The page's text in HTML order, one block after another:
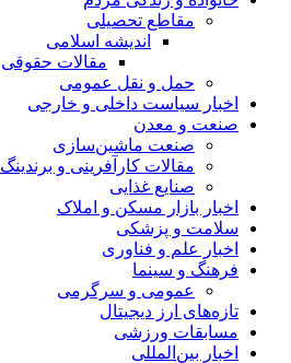
مقاطع تحصیلی
اندیشه اسلامی
مقالات حقوقی
حمل و نقل عمومی
اخبار سیاست داخلی و خارجی
صنعت و معدن
صنعت ماشین‌سازی
مقالات کارآفرینی و برندینگ
صنایع غذایی
اخبار بازار مسکن و املاک
سلامت و پزشکی
اخبار علم و فناوری
فرهنگ و سینما
عمومی و سرگرمی
تازه‌های ارز دیجیتال
مسابقات ورزشی
اخبار بین‌المللی